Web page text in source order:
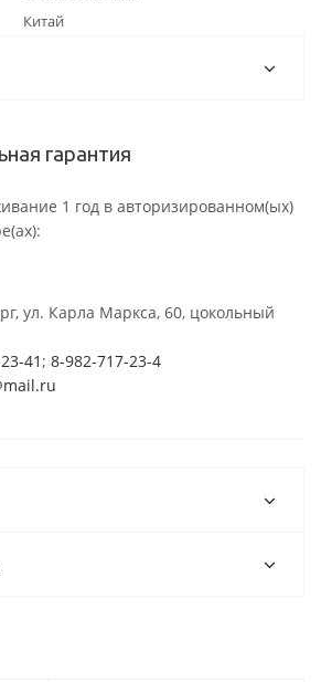
Китай
гарантия
1 год в авторизированном(ых)
ул. Карла Маркса, 60, цокольный
41 ; 8-982-717-23-4